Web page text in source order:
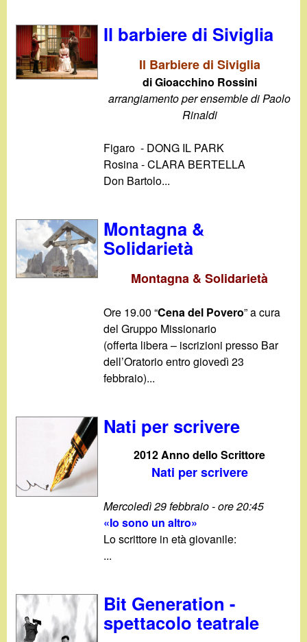
Il barbiere di Siviglia
Il Barbiere di Siviglia
di Gioacchino Rossini
arrangiamento per ensemble di Paolo
Rinaldi
Figaro - DONG IL PARK
Rosina - CLARA BERTELLA
Don Bartolo...
Montagna &
Solidarietà
Montagna & Solidarietà
Ore 19.00 “Cena del Povero” a cura
del Gruppo Missionario
(offerta libera – iscrizioni presso Bar
dell’Oratorio entro giovedì 23
febbraio)...
Nati per scrivere
2012 Anno dello Scrittore
Nati per scrivere
Mercoledì 29 febbraio - ore 20:45
«Io sono un altro»
Lo scrittore in età giovanile:
...
Bit Generation -
spettacolo teatrale